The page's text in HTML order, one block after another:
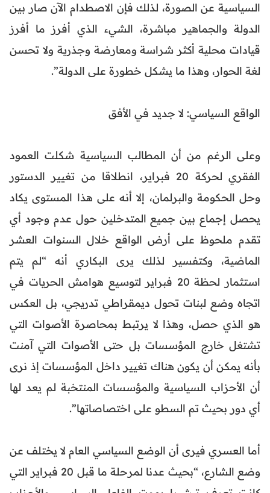
السياسية عن الصورة، لذلك فإن الاصطدام الآن صار بين
الدولة والجماهير مباشرة، الشيء الذي أفرز ما أفرز
قيادات محلية أكثر شراسة ومعارضة وجذرية ولا تحسن
لغة الحوار، وهذا ما يشكل خطورة على الدولة”.
الواقع السياسي: لا جديد في الأفق
وعلى الرغم من أن المطالب السياسية شكلت العمود
الفقري لحركة 20 فبراير، انطلاقا من تغيير الدستور
وحل الحكومة والبرلمان، إلا أنه على هذا المستوى يكاد
يحصل إجماع بين جميع المتدخلين حول عدم وجود أي
تقدم ملحوظ على أرض الواقع خلال السنوات العشر
الماضية، وكتفسير لذلك يرى البكاري أنه “لم يتم
استثمار لحظة 20 فبراير لتوسيع هوامش الحريات في
اتجاه وضع لبنات تحول ديمقراطي تدريجي، بل العكس
هو الذي حصل، وهذا لا يرتبط بمحاصرة الأصوات التي
تشتغل خارج المؤسسات بل حتى الأصوات التي آمنت
بأنه يمكن أن يكون هناك تغيير داخل المؤسسات إذ نرى
أن الأحزاب السياسية والمؤسسات المنتخبة لم يعد لها
أي دور بحيث تم السطو على اختصاصاتها”.
أما العسري فيرى أن الوضع السياسي العام لا يختلف عن
وضع الشارع، “بحيث عدنا لمرحلة ما قبل 20 فبراير التي